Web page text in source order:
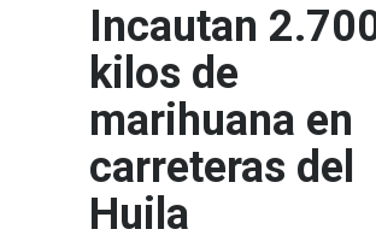
Incautan
kilos de
marihuana en
carreteras del
Huila